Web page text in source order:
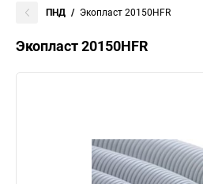
ПНД Экопласт 20150HFR
Экопласт 20150HFR